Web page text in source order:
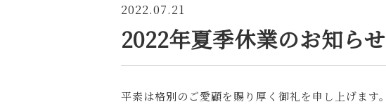
2022.07.21
2022年夏季休業のお知らせ
平素は格別のご愛顧を賜り厚く御礼を申し上げます。